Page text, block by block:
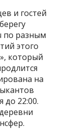
и гостей
по разным
этого
который
на
до 22:00.